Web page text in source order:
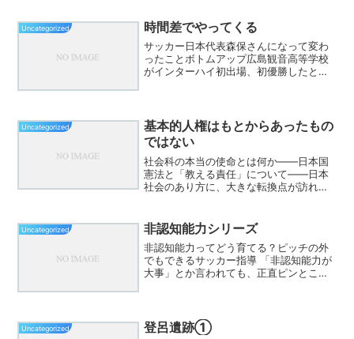
子どもたち――男の子、男の...
Uncategorized 時間差でやってくる
サッカー日本代表森保さんになって変わ
ったことボトムアップ広島観音高等学校
がインターハイ初出場、初優勝したと
ばスポーツも変わる毎日６時...
Uncategorized
基本的人権はもとからあったもの
ではない
社会科の本当の使命とは何か――日本国
憲法と「教える責任」について――日本
社会のあり方に、大きな転換点が訪れて
価値が正しく理解されず、短絡的な主張
や耳障りのよい言葉に影響...
Uncategorized 非認知能力シリーズ
非認知能力ってどう育てる？ピッチの外
でもできるサッカー指導 「非認知能力が
大事」とか言われても、正直ピンとこな
るんじゃないかって...
Uncategorized 登呂遺跡①